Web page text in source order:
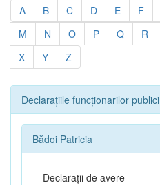
A B C D E F
M
N O P Q R
X
Y Z
Declarațiile funcționarilor publici
Bădoi Patricia
Declaraţii de avere